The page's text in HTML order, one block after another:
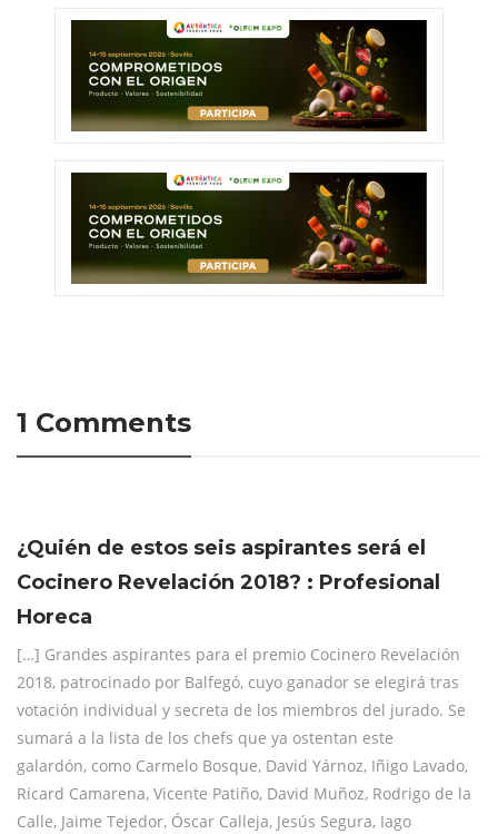
1 Comments
¿Quién de estos seis aspirantes será el
Cocinero Revelación 2018? : Profesional
Horeca
[…] Grandes aspirantes para el premio Cocinero Revelación
2018, patrocinado por Balfegó, cuyo ganador se elegirá tras
votación individual y secreta de los miembros del jurado. Se
sumará a la lista de los chefs que ya ostentan este
galardón, como Carmelo Bosque, David Yárnoz, Iñigo Lavado,
Ricard Camarena, Vicente Patiño, David Muñoz, Rodrigo de la
Calle, Jaime Tejedor, Óscar Calleja, Jesús Segura, Iago